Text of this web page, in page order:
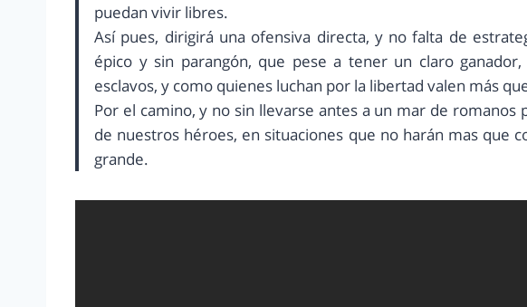
puedan vivir libres.
Así pues, dirigirá una ofensiva directa, y no falta de
épico y sin parangón, que pese a tener un claro
esclavos, y como quienes luchan por la libertad valen más
Por el camino, y no sin llevarse antes a un mar de
de nuestros héroes, en situaciones que no harán mas que
grande.